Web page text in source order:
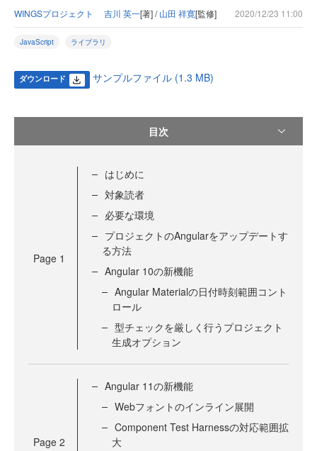
WINGSプロジェクト 吉川 英一[著] /山田 祥寛[監修] 2020/12/23 11:00
JavaScript ライブラリ
ダウンロード サンプルファイル (1.3 MB)
目次
Page 1
はじめに
対象読者
必要な環境
プロジェクトのAngularをアップデートす
る方法
Angular 10の新機能
Angular Materialの日付時刻範囲コント
ロール
型チェックを厳しく行うプロジェクト
生成オプション
Page 2
Angular 11の新機能
Webフォントのインライン展開
Component Test Harnessの対応範囲拡
大